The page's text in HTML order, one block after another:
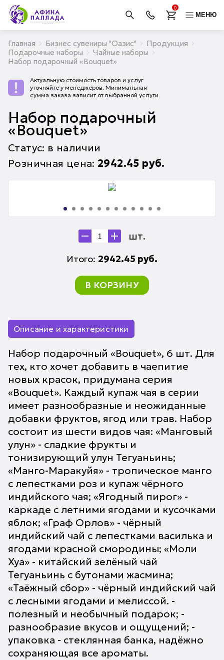
0
МЕНЮ
Главная Бизнес сувениры "Оазис"
Продукция
Подарочные наборы
Чайные наборы
Набор подарочный «Bouquet»
Актуальную стоимость товаров и услуг
уточняйте у менеджеров. Минимальная
сумма заказа зависит от выбранной услуги.
Набор подарочный
«Bouquet»
Статус: в наличии
Розничная цена: 2942.45 руб.
шт.
Итого: 2942.45 руб.
В КОРЗИНУ
Описание и характеристики
Набор подарочный «Bouquet», 6 шт. Для
тех, кто хочет добавить в чаепитие
новых красок, придумана серия
«Bouquet». Каждый купаж чая в серии
имеет разнообразные и неожиданные
добавки фруктов, ягод или трав. Набор
состоит из шести видов чая: «Манговый
улун» - сладкие фрукты и
тонизирующий улун Тегуаньинь;
«Манго-Маракуйя» - тропическое манго
с лепестками роз и купаж чёрного
индийского чая; «Ягодный пирог» -
каркаде с летними ягодами и кусочками
яблок; «Граф Орлов» - чёрный
индийский чай с лепестками василька и
ягодами красной смородины; «Моли
Хуа» - китайский зелёный чай
Тегуаньинь с бутонами жасмина;
«Таёжный сбор» - чёрный индийский чай
с лесными ягодами и мелиссой. -
полезный и необычный подарок; -
разнообразие вкусов и ощущений; -
упаковка - стеклянная банка, надёжно
сохраняющая все ароматы.